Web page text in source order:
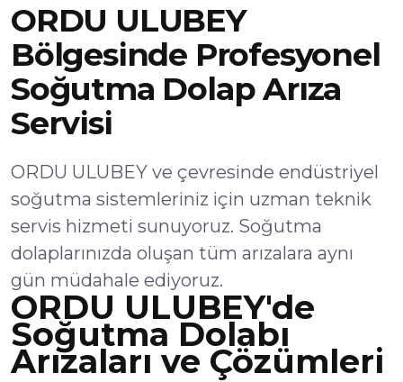
ORDU ULUBEY
Bölgesinde Profesyonel
Soğutma Dolap Arıza
Servisi
ORDU ULUBEY ve çevresinde endüstriyel
soğutma sistemleriniz için uzman teknik
servis hizmeti sunuyoruz. Soğutma
dolaplarınızda oluşan tüm arızalara aynı
gün müdahale ediyoruz.
ORDU ULUBEY'de
Soğutma Dolabı
Arızaları ve Çözümleri